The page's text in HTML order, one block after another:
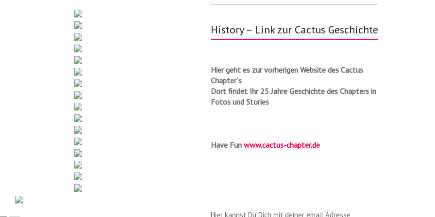
History – Link zur Cactus Geschichte
Hier geht es zur vorherigen Website des Cactus
Chapter´s
Dort findet Ihr 25 Jahre Geschichte des Chapters in
Fotos und Stories
Have Funwww.cactus-chapter.de
Hier kannst Du Dich mit deiner email Adresse